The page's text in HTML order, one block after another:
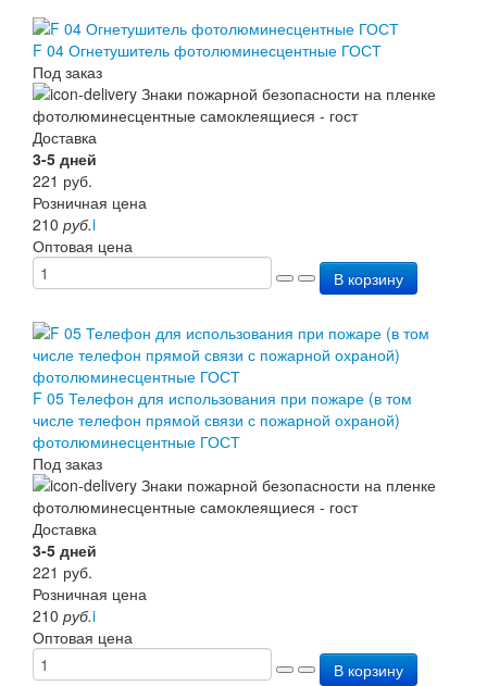
F 04 Огнетушитель фотолюминесцентные ГОСТ
Под заказ
Доставка
3-5 дней
221 руб.
Розничная цена
210 руб.i
Оптовая цена
В корзину
F 05 Телефон для использования при пожаре (в том
числе телефон прямой связи с пожарной охраной)
фотолюминесцентные ГОСТ
Под заказ
Доставка
3-5 дней
221 руб.
Розничная цена
210 руб.i
Оптовая цена
В корзину